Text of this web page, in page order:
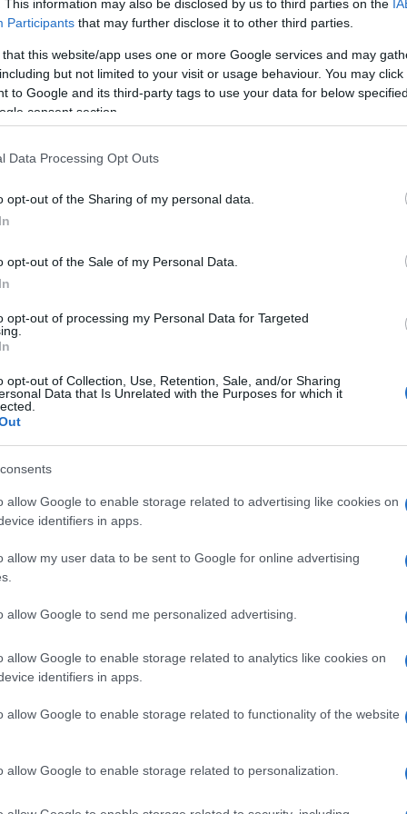
This information may also be disclosed by us to third parties on the
Participants that may further disclose it to other third parties.
that this website/app uses one or more Google services and may
but not limited to your visit or usage behaviour. You may
to Google and its third-party tags to use your data for below
consent section.
Data Processing Opt Outs
opt-out of the Sharing of my personal data.
opt-out of the Sale of my Personal Data.
opt-out of processing my Personal Data for Targeted
opt-out of Collection, Use, Retention, Sale, and/or Sharing
Data that Is Unrelated with the Purposes for which it
allow Google to enable storage related to advertising like cookies on
identifiers in apps.
allow my user data to be sent to Google for online advertising
allow Google to send me personalized advertising.
allow Google to enable storage related to analytics like cookies on
identifiers in apps.
allow Google to enable storage related to functionality of the website
allow Google to enable storage related to personalization.
– Το
την
,Τοπική Επικαιρότητα Reading
και μάθετε πρώτοι όλες τις
ανησυχία στους κατοίκους από